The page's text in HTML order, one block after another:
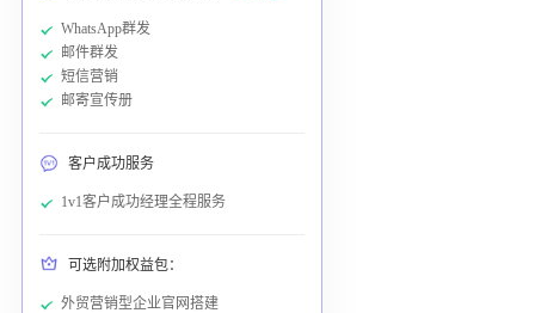
WhatsApp群发
邮件群发
短信营销
邮寄宣传册
客户成功服务
1v1客户成功经理全程服务
可选附加权益包：
外贸营销型企业官网搭建